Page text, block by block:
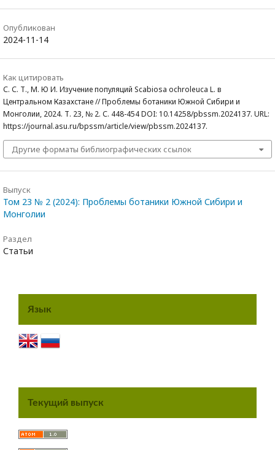
Опубликован
2024-11-14
Как цитировать
С. С. Т., М. Ю И. Изучение популяций Scabiosa ochroleuca L. в
Центральном Казахстане // Проблемы ботаники Южной Сибири и
Монголии, 2024. Т. 23, № 2. С. 448-454 DOI: 10.14258/pbssm.2024137. URL:
https://journal.asu.ru/bpssm/article/view/pbssm.2024137.
Другие форматы библиографических ссылок
Выпуск
Том 23 № 2 (2024): Проблемы ботаники Южной Сибири и
Монголии
Раздел
Статьи
Язык
Текущий выпуск